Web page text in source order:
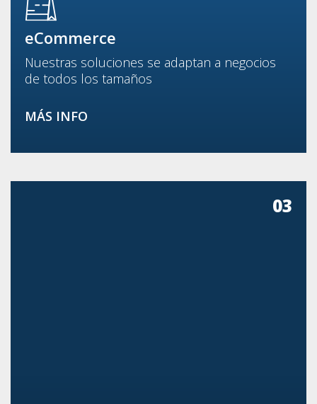
eCommerce
Nuestras soluciones se adaptan a negocios
de todos los tamaños
MÁS INFO
03